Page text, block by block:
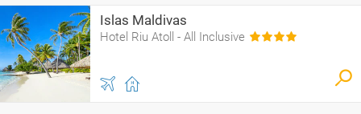
Islas Maldivas
Hotel Riu Atoll - All Inclusive